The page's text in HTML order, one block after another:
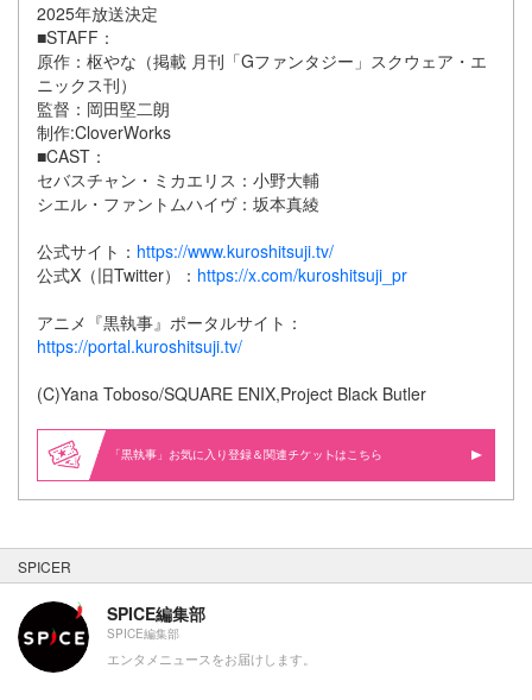
2025年放送決定
■STAFF：
原作：枢やな（掲載 月刊「Gファンタジー」スクウェア・エ
ニックス刊）
監督：岡田堅二朗
制作:CloverWorks
■CAST：
セバスチャン・ミカエリス：小野大輔
シエル・ファントムハイヴ：坂本真綾
公式サイト： https://www.kuroshitsuji.tv/
公式X（旧Twitter）： https://x.com/kuroshitsuji_pr
アニメ『黒執事』ポータルサイト：
https://portal.kuroshitsuji.tv/
(C)Yana Toboso/SQUARE ENIX,Project Black Butler
「黒執事」お気に入り登録＆関連 はこちら
SPICER
SPICE編集部
SPICE編集部
エンタメニュースをお届けします。